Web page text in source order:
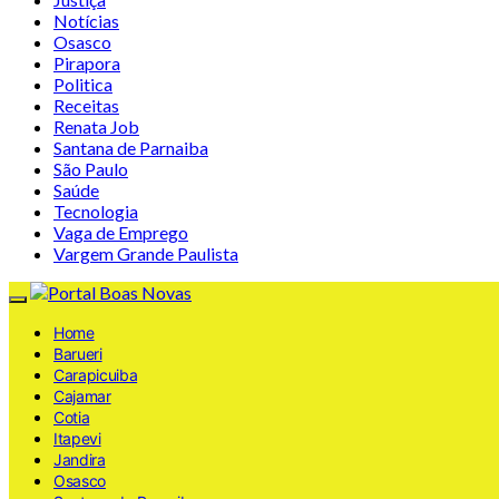
Notícias
Osasco
Pirapora
Politica
Receitas
Renata Job
Santana de Parnaiba
São Paulo
Saúde
Tecnologia
Vaga de Emprego
Vargem Grande Paulista
Home
Barueri
Carapicuiba
Cajamar
Cotia
Itapevi
Jandira
Osasco